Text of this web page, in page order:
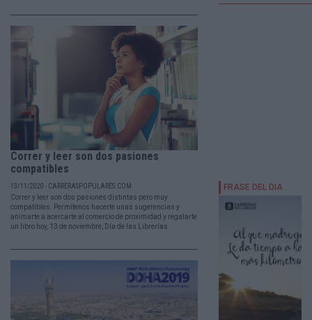
Correr y leer son dos pasiones
compatibles
13/11/2020 - CARRERASPOPULARES.COM
Correr y leer son dos pasiones distintas pero muy
compatibles. Permítenos hacerte unas sugerencias y
animarte a acercarte al comercio de proximidad y regalarte
un libro hoy, 13 de noviembre, Día de las Librerías